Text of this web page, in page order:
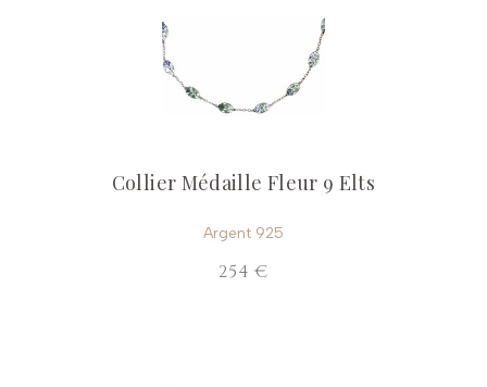
Collier Médaille Fleur 9 Elts
Argent 925
254 €